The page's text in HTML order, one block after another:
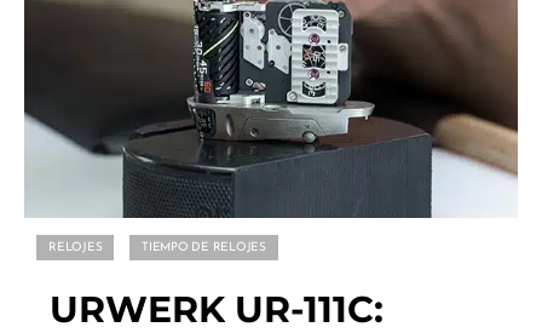
RELOJES TIEMPO DE RELOJES
URWERK UR-111C: